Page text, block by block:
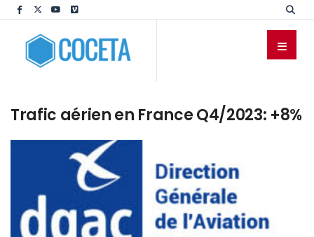
Trafic aérien en France Q4/2023: +8%